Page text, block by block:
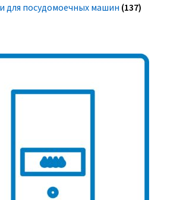
для посудомоечных машин (137)